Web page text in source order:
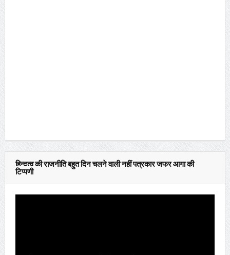
हिन्दुत्व की राजनीति बहुत दिन चलने वाली नहीं पत्रकार जफर आगा की
टिप्पणी